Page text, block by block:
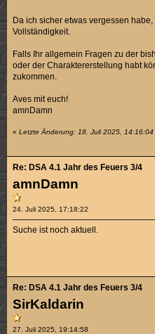
Da ich sicher etwas vergessen
Vollständigkeit.
Falls Ihr allgemein Fragen zu der
oder der Charaktererstellung habt
zukommen.
Aves mit euch!
amnDamn
«Letzte Änderung: 18. Juli 2025, 14:16:04
amnDamn
24. Juli 2025, 17:18:22
Re: DSA 4.1 Jahr des Feuers 3/4
Suche ist noch aktuell.
SirKaldarin
27. Juli 2025, 19:14:58
Re: DSA 4.1 Jahr des Feuers 3/4